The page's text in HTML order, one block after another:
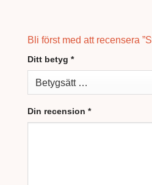
Bli först med att recensera
Ditt betyg *
Din recension *